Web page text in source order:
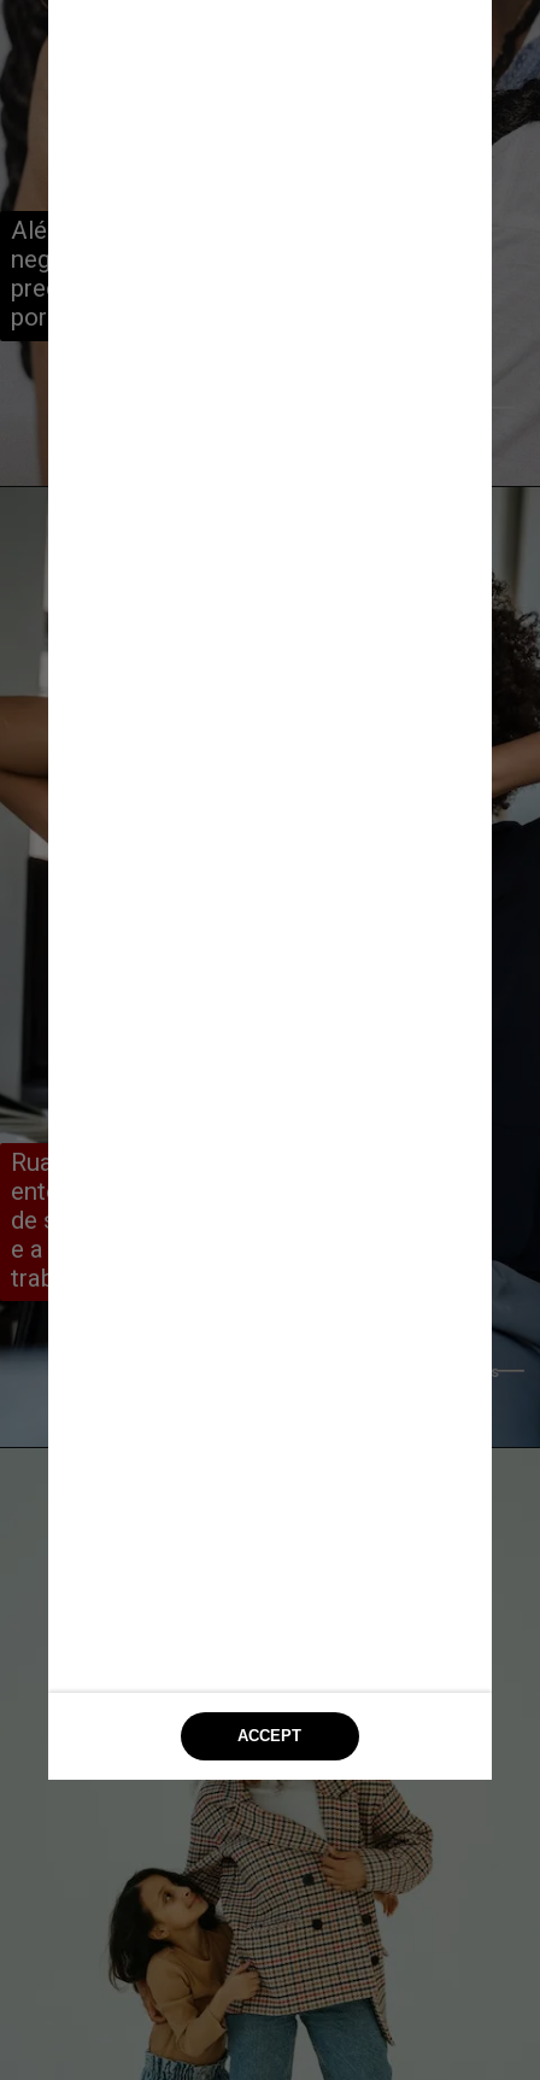
Além disso, 6 em cada 10 mães
negras afirmam que já sofreram
preconceito ou foram discriminadas
por causa de sua raça, ou cor
Rua diz que o objetivo da pesquisa foi
entender, a partir dessa perspectiva
de ser mãe, a dificuldades de entrada
e a permanência no mercado de
trabalho como um todo
Mizuno K/Pexels